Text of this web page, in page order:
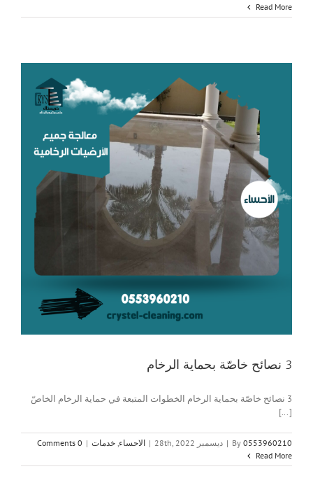
Read More
3 نصائح خاصّة بحماية الرخام
3 نصائح خاصّة بحماية الرخام الخطوات المتبعة في حماية الرخام الخاصّ
[...]
By 0553960210
| ديسمبر 28th, 2022 | الاحساء خدمات |
0 Comments
Read More